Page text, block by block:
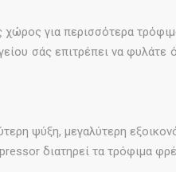
για περισσότερα
σάς επιτρέπει να φυλάτε
ψύξη, μεγαλύτερη
διατηρεί τα τρόφιμα